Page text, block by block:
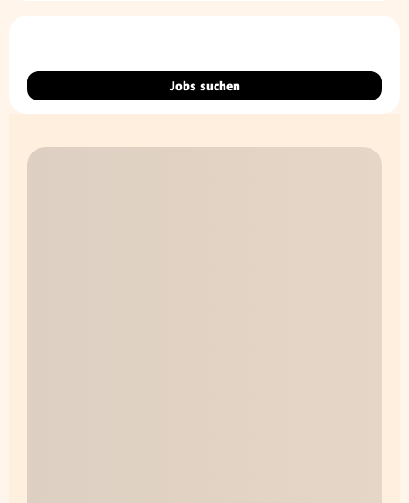
Jobs suchen